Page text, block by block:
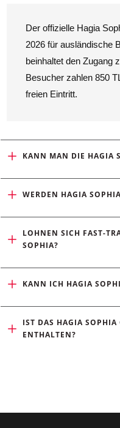
Der offizielle Hagia
2026 für ausländische
beinhaltet den Zugang
Besucher zahlen 850
freien Eintritt.
KANN MAN DIE HAGIA
WERDEN HAGIA
LOHNEN SICH FAST-
SOPHIA?
KANN ICH HAGIA
IST DAS HAGIA SOPHIA
ENTHALTEN?